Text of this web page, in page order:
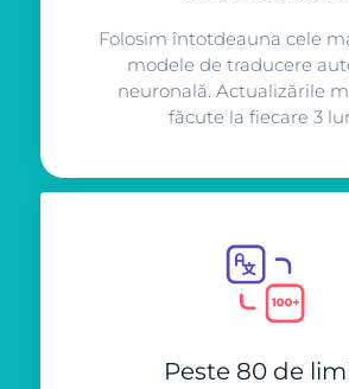
Folosim întotdeauna cele
modele de traducere
neuronală. Actualizările
făcute la fiecare 3
Peste 80 de